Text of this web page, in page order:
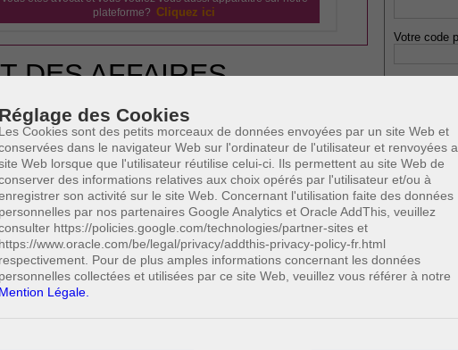
Réglage des Cookies
Les Cookies sont des petits morceaux de données envoyées par un site Web et
dans le navigateur Web sur l'ordinateur de l'utilisateur et renvoyées
Web lorsque que l'utilisateur réutilise celui-ci. Ils permettent au site Web de
des informations relatives aux choix opérés par l'utilisateur et/ou à
son activité sur le site Web. Concernant l'utilisation faite des données
personnelles par nos partenaires Google Analytics et Oracle AddThis, veuillez
https://policies.google.com/technologies/partner-sites et
https://www.oracle.com/be/legal/privacy/addthis-privacy-policy-fr.html
respectivement. Pour de plus amples informations concernant les données
personnelles collectées et utilisées par ce site Web, veuillez vous référer à notre
Mention Légale.
plateforme? Cliquez ici
DES AFFAIRES
ENCHÈRES EN LIGNE (EBAY)
Votre code
*